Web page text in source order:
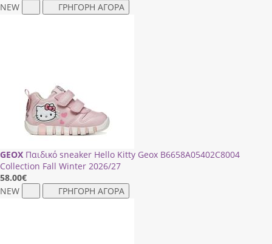
NEW
ΓΡΗΓΟΡΗ ΑΓΟΡΑ
GEOX Παιδικό sneaker Hello Kitty Geox Β6658Α05402C8004
Collection Fall Winter 2026/27
58.00€
NEW
ΓΡΗΓΟΡΗ ΑΓΟΡΑ